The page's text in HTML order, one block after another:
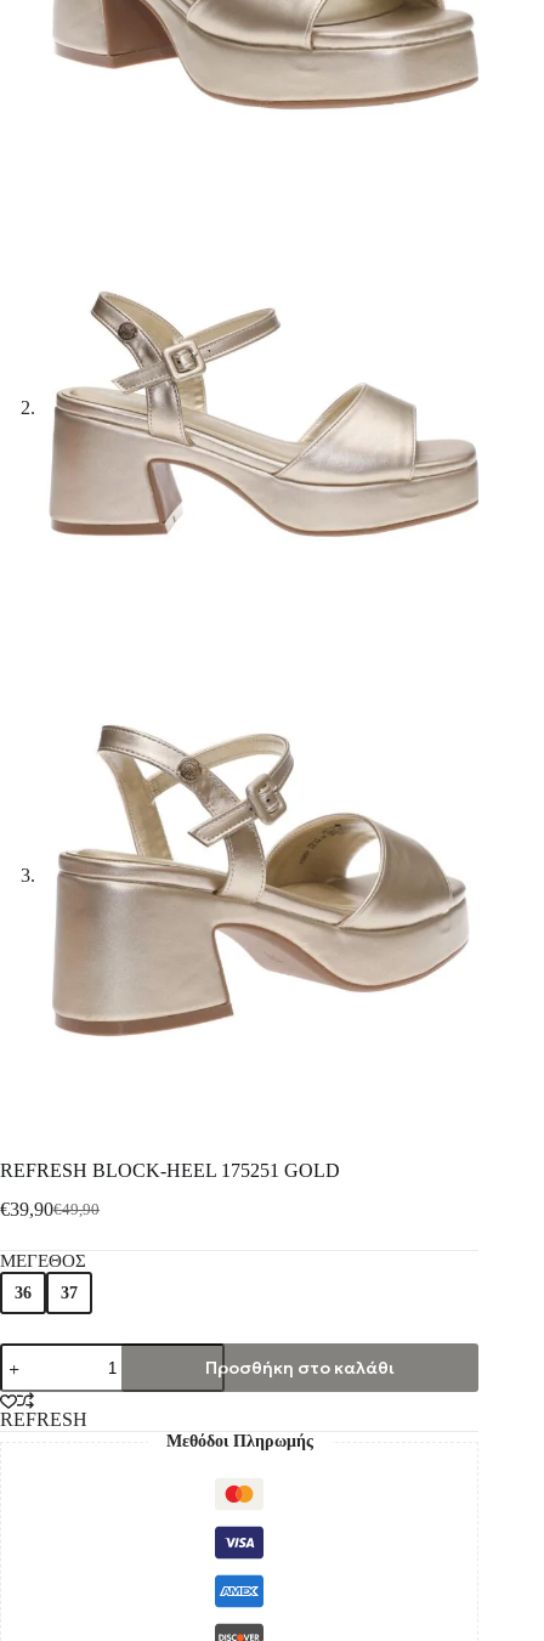
REFRESH BLOCK-HEEL 175251 GOLD
€49,90
€39,90
ΜΕΓΕΘΟΣ
36 37
Προσθήκη στο καλάθι
REFRESH
Μεθόδοι Πληρωμής